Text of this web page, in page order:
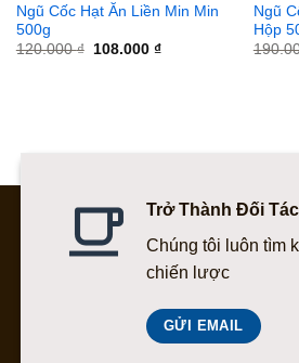
Ngũ Cốc Hạt Ăn Liền Min Min
500g
120.000₫
Giá
108.000 ₫Giá
Ngũ
Hộp
Trở Thành Đối Tác
Chúng tôi luôn tìm
chiến lược
GỬI EMAIL